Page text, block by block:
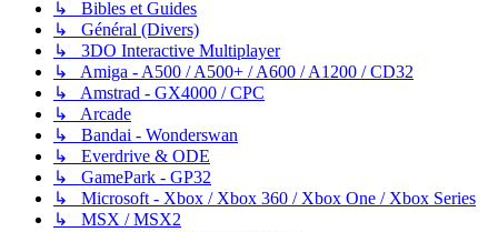
↳ Bibles et Guides
↳ Général (Divers)
↳ 3DO Interactive Multiplayer
↳ Amiga - A500 / A500+ / A600 / A1200 / CD32
↳ Amstrad - GX4000 / CPC
↳ Arcade
↳ Bandai - Wonderswan
↳ Everdrive & ODE
↳ GamePark - GP32
↳ Microsoft - Xbox / Xbox 360 / Xbox One / Xbox Series
↳ MSX / MSX2